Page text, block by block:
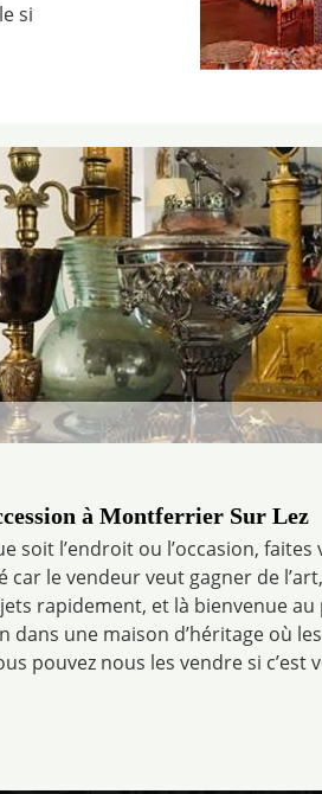
si
à Montferrier Sur Lez
soit l’endroit ou l’occasion,
car le vendeur veut gagner de
rapidement, et là bienvenue
dans une maison d’héritage où
pouvez nous les vendre si c’est